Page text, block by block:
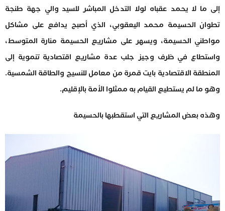
إلى ما لا يحمد عقباه لولا التدخل المباشر للسيد والي جهة طنجة
تطوان الحسيمة محمد اليعقوبي، الذي أصبح يدافع على مشاكل
مواطني الحسيمة، ويسهر على مشاريع الحسيمة منارة المتوسط،
واستطاع في ظرف وجيز جلب عدة مشاريع اقتصادية تنموية إلى
المنطقة الاقتصادية بايت قمرة من معامل للنسيج والطاقة الشمسية.
وهو ما لم يستطيع القيام به ممثلوا الأمة بالإقليم.
وهذه بعض المشاريع التي استقطبها بالحسيمة